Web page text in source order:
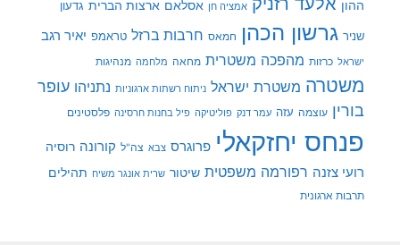
ההון
אמציה חן אסלאם ארצות הברית גדעון
שניר גרשון הכהן חמאס חרבות ברזל טראמפ יאיר רגב
ישראל כרזות מהפכה משטרית מחאה מלחמה מנהיגות
משטרה משטרת ישראל ניתוח רשתות ארגוניות נתניהו עופר
בורין עוצמה עזה עמר דנק פוליטיקה פיל בחנות חרסינה פלסטינים
פנחס יחזקאלי פרוגרס צבא צה"ל קורונה רוסיה
רועי צזנה רפורמה משפטית שיטור שרית אונגר משיח תהילים
תרבות ארגונית